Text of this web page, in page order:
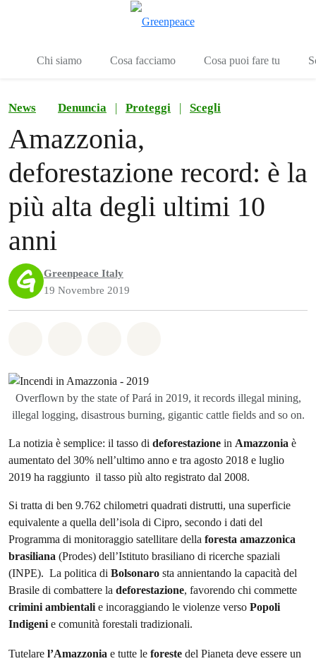
Chi siamo Cosa facciamo Cosa puoi fare tu
News Denuncia | Proteggi | Scegli
Amazzonia,
deforestazione record: è la
più alta degli ultimi 10
anni
Greenpeace Italy
19 Novembre 2019
Overflown by the state of Pará in 2019, it records illegal mining,
illegal logging, disastrous burning, gigantic cattle fields and so on.
La notizia è semplice: il tasso di deforestazione in Amazzonia è
aumentato del 30% nell’ultimo anno e tra agosto 2018 e luglio
2019 ha raggiunto il tasso più alto registrato dal 2008.
Si tratta di ben 9.762 chilometri quadrati distrutti, una superficie
equivalente a quella dell’isola di Cipro, secondo i dati del
Programma di monitoraggio satellitare della foresta amazzonica
brasiliana (Prodes) dell’Istituto brasiliano di ricerche spaziali
(INPE). La politica di Bolsonaro sta annientando la capacità del
Brasile di combattere la deforestazione, favorendo chi commette
crimini ambientalie incoraggiando le violenze verso Popoli
Indigenie comunità forestali tradizionali.
Tutelare l’Amazzonia e tutte le foreste del Pianeta deve essere un